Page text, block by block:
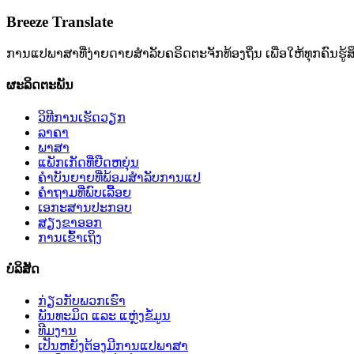
Breeze Translate
ການແປພາສາທີ່ງ່າຍດາຍສໍາລັບຄຣິດຕະຈັກທ້ອງຖິ່ນ ເພື່ອໃຫ້ທຸກຄົນຮູ້
ຜະລິດຕະພັນ
ວິທີການເຮັດວຽກ
ລາຄາ
ພາສາ
ແພັກເກັດທີ່ຍືດຫຍຸ່ນ
ຄໍາບັນຍາຍທີ່ພ້ອມສໍາລັບການແປ
ຄໍາຖາມທີ່ພົບເລື້ອຍ
ເອກະສານປະກອບ
ສຽງຂາອອກ
ການເຂົ້າເຖິງ
ບໍລິສັດ
ກ່ຽວກັບພວກເຮົາ
ພັນທະມິດ ແລະ ແຫຼ່ງຂໍ້ມູນ
ທີມງານ
ເປັນຫຍັງຕ້ອງມີການແປພາສາ